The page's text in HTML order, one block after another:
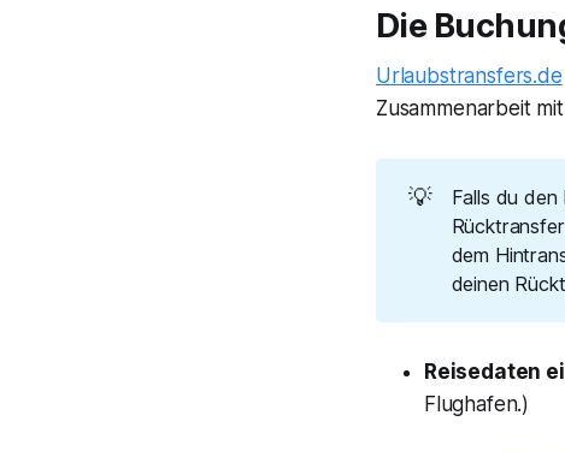
Die
Urlaubstransfers.de
Zusammenarbeit
💡
Falls du
dem
deinen
Reisedaten
Flughafen.)